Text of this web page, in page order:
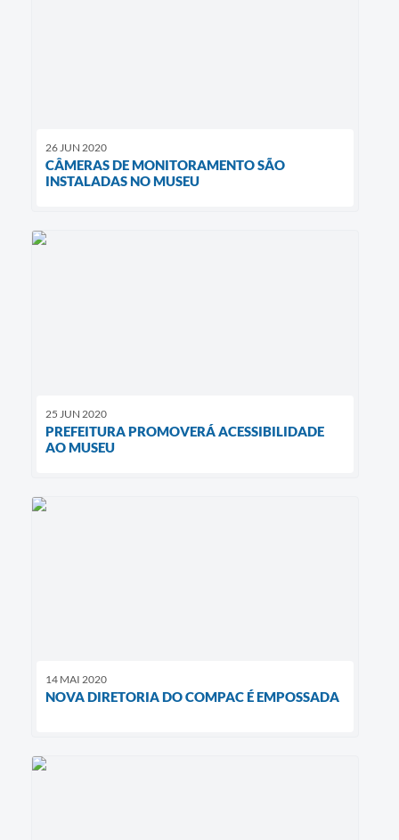
26 JUN 2020
CÂMERAS DE MONITORAMENTO SÃO
INSTALADAS NO MUSEU
25 JUN 2020
PREFEITURA PROMOVERÁ ACESSIBILIDADE
AO MUSEU
14 MAI 2020
NOVA DIRETORIA DO COMPAC É EMPOSSADA